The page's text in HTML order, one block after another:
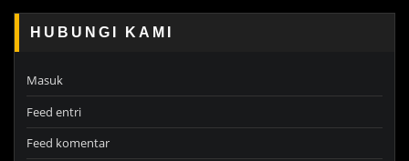
HUBUNGI KAMI
Masuk
Feed entri
Feed komentar